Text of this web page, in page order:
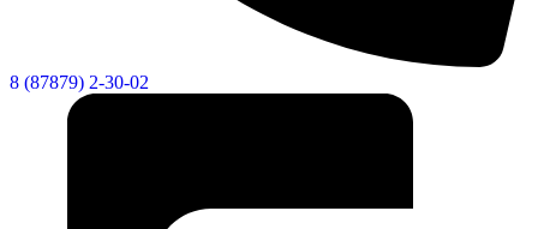
8 (87879) 2-30-02